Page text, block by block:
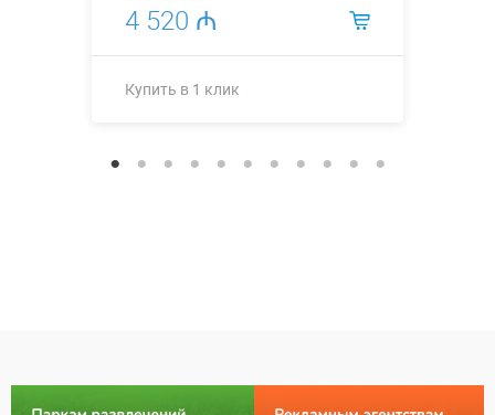
4 520 ₼
Купить в 1 клик